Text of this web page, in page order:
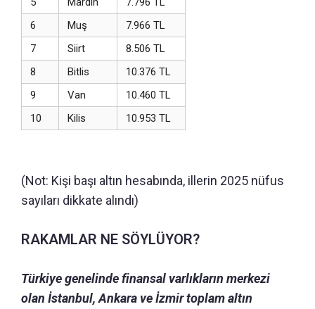
6
Muş
7.966 TL
7
Siirt
8.506 TL
8
Bitlis
10.376 TL
9
Van
10.460 TL
10
Kilis 10.953 TL
(Not: Kişi başı altın hesabında, illerin 2025 nüfus
sayıları dikkate alındı)
RAKAMLAR NE SÖYLÜYOR?
Türkiye genelinde finansal varlıkların merkezi
olan İstanbul, Ankara ve İzmir toplam altın